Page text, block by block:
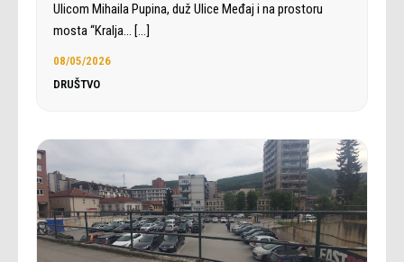
Ulicom Mihaila Pupina, duž Ulice Međaj i na prostoru
mosta “Kralja… […]
08/05/2026
DRUŠTVO